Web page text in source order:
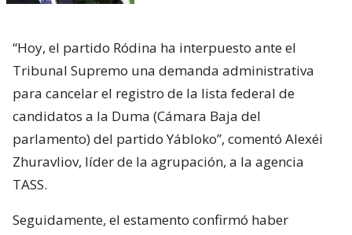
“Hoy, el partido Ródina ha interpuesto ante el
Tribunal Supremo una demanda administrativa
para cancelar el registro de la lista federal de
candidatos a la Duma (Cámara Baja del
parlamento) del partido Yábloko”, comentó Alexéi
Zhuravliov, líder de la agrupación, a la agencia
TASS.
Seguidamente, el estamento confirmó haber